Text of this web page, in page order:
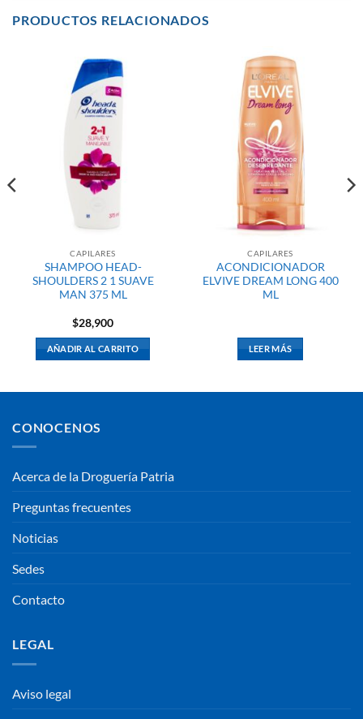
PRODUCTOS RELACIONADOS
CAPILARES
SHAMPOO HEAD-
SHOULDERS 2 1 SUAVE
MAN 375 ML
$28,900
AÑADIR AL CARRITO
CAPILARES
ACONDICIONADOR
ELVIVE DREAM LONG 400
ML
LEER MÁS
CONOCENOS
Acerca de la Droguería Patria
Preguntas frecuentes
Noticias
Sedes
Contacto
LEGAL
Aviso legal